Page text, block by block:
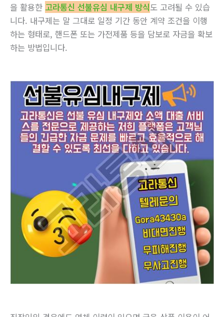
을 활용한 고라통신 선불유심 내구제 방식도 고려될 수 있습
니다. 내구제는 말 그대로 일정 기간 동안 계약 조건을 이행
하는 형태로, 핸드폰 또는 가전제품 등을 담보로 자금을 확보
하는 방법입니다.